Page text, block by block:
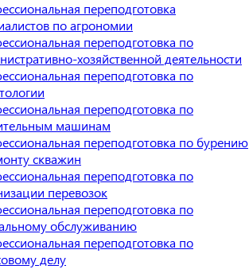
переподготовка
по агрономии
переподготовка по
хозяйственной деятельности
переподготовка по
переподготовка по
машинам
переподготовка по бурению
скважин
переподготовка по
перевозок
переподготовка по
обслуживанию
переподготовка по
делу